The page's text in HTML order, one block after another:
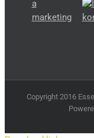
Copyright 2016